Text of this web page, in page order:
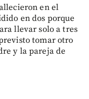
en el
en dos porque
llevar solo a tres
tomar otro
y la pareja de